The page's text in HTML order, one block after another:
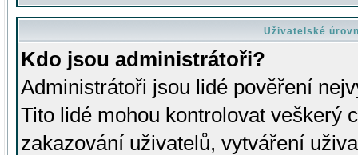
Uživatelské
Kdo jsou administrátoři?
Administrátoři jsou lidé pověření
Tito lidé mohou kontrolovat veškerý
zakazování uživatelů, vytváření